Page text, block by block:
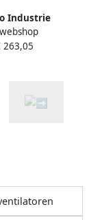
Industrie
| 75 cm |
| Max. 11050 m3
263,05